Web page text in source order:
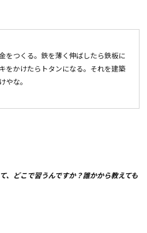
をつくる。鉄を薄く伸ばしたら鉄板に
をかけたらトタンになる。それを建築
やな。
、どこで習うんですか？誰かから教えても